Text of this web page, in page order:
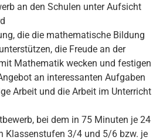
an den Schulen unter Aufsicht
die die mathematische Bildung
die Freude an der
Mathematik wecken und festigen
an interessanten Aufgaben
Arbeit und die Arbeit im Unterricht
bei dem in 75 Minuten je 24
Klassenstufen 3/4 und 5/6 bzw. je